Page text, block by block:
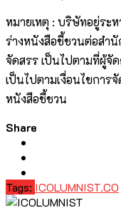
หมายเหตุ : บริษัทอยู่ระ
ร่างหนังสือชี้ชวนต่อสำ
จัดสรร เป็นไปตามที่ผู้จั
เป็นไปตามเงื่อนไขการ
หนังสือชี้ชวน
Share
Tags: ICOLUMNIST.CO